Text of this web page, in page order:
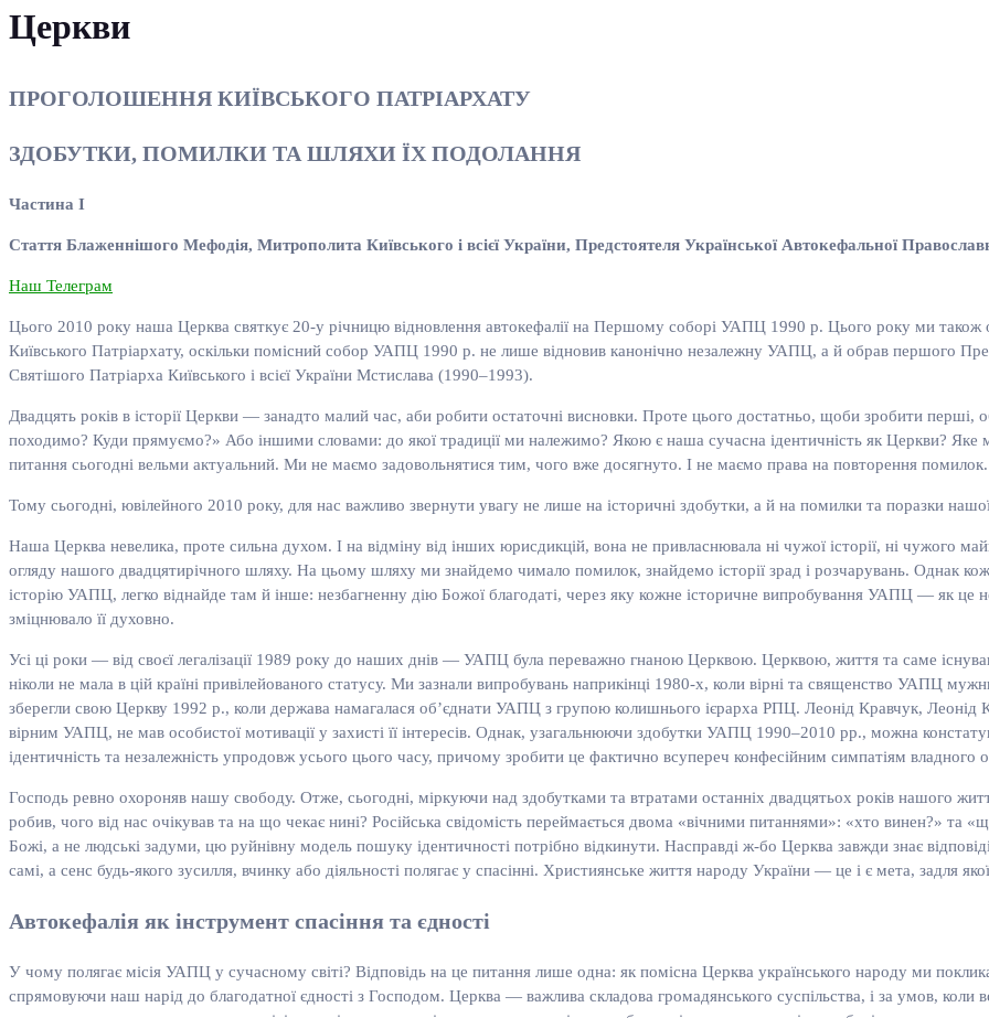
Церкви
ПРОГОЛОШЕННЯ КИЇВСЬКОГО ПАТРІАРХАТУ
ЗДОБУТКИ, ПОМИЛКИ ТА ШЛЯХИ ЇХ ПОДОЛАННЯ
Частина I
Стаття Блаженнішого Мефодія, Митрополита Київського і всієї України, Предстоятеля Української Автокефальної
Наш Телеграм
Цього 2010 року наша Церква святкує 20-у річницю відновлення автокефалії на Першому соборі УАПЦ 1990 р. Цього року ми також
Київського Патріархату, оскільки помісний собор УАПЦ 1990 р. не лише відновив канонічно незалежну УАПЦ, а й обрав першого
Святішого Патріарха Київського і всієї України Мстислава (1990–1993).
Двадцять років в історії Церкви — занадто малий час, аби робити остаточні висновки. Проте цього достатньо, щоби зробити перші,
походимо? Куди прямуємо?» Або іншими словами: до якої традиції ми належимо? Якою є наша сучасна ідентичність як Церкви? Яке
питання сьогодні вельми актуальний. Ми не маємо задовольнятися тим, чого вже досягнуто. І не маємо права на повторення помилок.
Тому сьогодні, ювілейного 2010 року, для нас важливо звернути увагу не лише на історичні здобутки, а й на помилки та поразки
Наша Церква невелика, проте сильна духом. І на відміну від інших юрисдикцій, вона не привласнювала ні чужої історії, ні чужого
огляду нашого двадцятирічного шляху. На цьому шляху ми знайдемо чимало помилок, знайдемо історії зрад і розчарувань. Однак
історію УАПЦ, легко віднайде там й інше: незбагненну дію Божої благодаті, через яку кожне історичне випробування УАПЦ — як це
зміцнювало її духовно.
Усі ці роки — від своєї легалізації 1989 року до наших днів — УАПЦ була переважно гнаною Церквою. Церквою, життя та саме
ніколи не мала в цій країні привілейованого статусу. Ми зазнали випробувань наприкінці 1980-х, коли вірні та священство УАПЦ
зберегли свою Церкву 1992 р., коли держава намагалася об’єднати УАПЦ з групою колишнього ієрарха РПЦ. Леонід Кравчук,
вірним УАПЦ, не мав особистої мотивації у захисті її інтересів. Однак, узагальнюючи здобутки УАПЦ 1990–2010 рр., можна
ідентичність та незалежність упродовж усього цього часу, причому зробити це фактично всупереч конфесійним симпатіям владного
Господь ревно охороняв нашу свободу. Отже, сьогодні, міркуючи над здобутками та втратами останніх двадцятьох років нашого
робив, чого від нас очікував та на що чекає нині? Російська свідомість переймається двома «вічними питаннями»: «хто винен?» та
Божі, а не людські задуми, цю руйнівну модель пошуку ідентичності потрібно відкинути. Насправді ж-бо Церква завжди знає
самі, а сенс будь-якого зусилля, вчинку або діяльності полягає у спасінні. Християнське життя народу України — це і є мета, задля
Автокефалія як інструмент спасіння та єдності
У чому полягає місія УАПЦ у сучасному світі? Відповідь на це питання лише одна: як помісна Церква українського народу ми
спрямовуючи наш нарід до благодатної єдності з Господом. Церква — важлива складова громадянського суспільства, і за умов,